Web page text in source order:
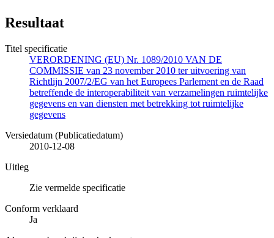
Resultaat
Titel specificatie
VERORDENING (EU) Nr. 1089/2010 VAN DE
COMMISSIE van 23 november 2010 ter uitvoering van
Richtlijn 2007/2/EG van het Europees Parlement en de Raad
betreffende de interoperabiliteit van verzamelingen ruimtelijke
gegevens en van diensten met betrekking tot ruimtelijke
gegevens
Versiedatum (Publicatiedatum)
2010-12-08
Uitleg
Zie vermelde specificatie
Conform verklaard
Ja